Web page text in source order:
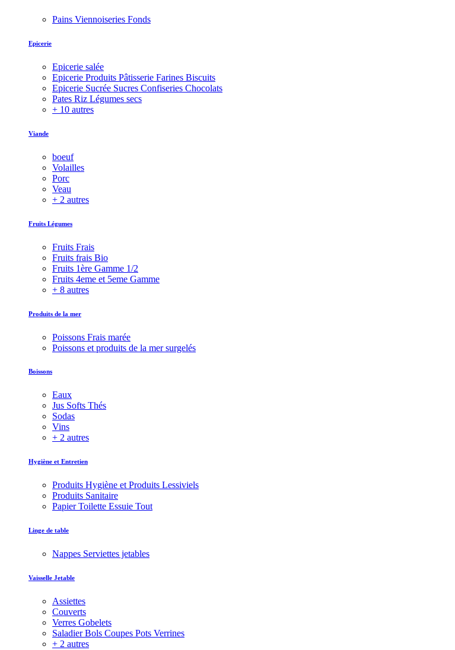
Pains Viennoiseries Fonds
Epicerie
Epicerie salée
Epicerie Produits Pâtisserie Farines Biscuits
Epicerie Sucrée Sucres Confiseries Chocolats
Pates Riz Légumes secs
+ 10 autres
Viande
boeuf
Volailles
Porc
Veau
+ 2 autres
Fruits Légumes
Fruits Frais
Fruits frais Bio
Fruits 1ère Gamme 1/2
Fruits 4eme et 5eme Gamme
+ 8 autres
Produits de la mer
Poissons Frais marée
Poissons et produits de la mer surgelés
Boissons
Eaux
Jus Softs Thés
Sodas
Vins
+ 2 autres
Hygiène et Entretien
Produits Hygiène et Produits Lessiviels
Produits Sanitaire
Papier Toilette Essuie Tout
Linge de table
Nappes Serviettes jetables
Vaisselle Jetable
Assiettes
Couverts
Verres Gobelets
Saladier Bols Coupes Pots Verrines
+ 2 autres